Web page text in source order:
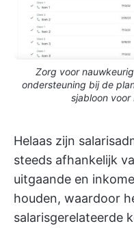
Zorg voor
ondersteuning bij de
sjabloon voor
Helaas zijn
steeds afhankelijk
uitgaande en
houden, waardoor
salarisgerelateerde